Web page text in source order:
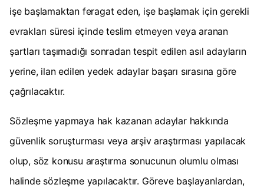
işe başlamaktan feragat eden, işe başlamak için gerekli
evrakları süresi içinde teslim etmeyen veya aranan
şartları taşımadığı sonradan tespit edilen asıl adayların
yerine, ilan edilen yedek adaylar başarı sırasına göre
çağrılacaktır.
Sözleşme yapmaya hak kazanan adaylar hakkında
güvenlik soruşturması veya arşiv araştırması yapılacak
olup, söz konusu araştırma sonucunun olumlu olması
halinde sözleşme yapılacaktır. Göreve başlayanlardan,